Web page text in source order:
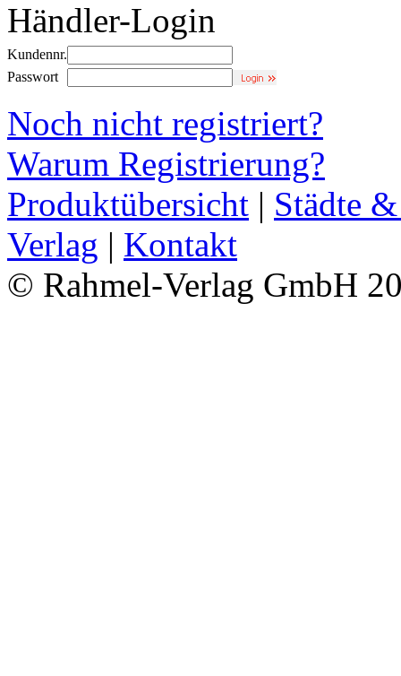
Händler-Login
Kundennr.
Passwort
Noch nicht registriert?
Warum Registrierung?
Produktübersicht | Städte
Verlag | Kontakt
© Rahmel-Verlag GmbH